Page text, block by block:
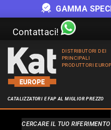
GAMMA
Contattaci!
DISTRIBUTORI DEI
PRINCIPALI
PRODUTTORI
CATALIZZATORI E FAP AL MIGLIOR PREZZO
Alternativa
CERCARE IL TUO RIFERIMENTO